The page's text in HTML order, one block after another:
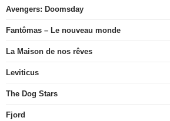
Avengers: Doomsday
Fantômas – Le nouveau monde
La Maison de nos rêves
Leviticus
The Dog Stars
Fjord